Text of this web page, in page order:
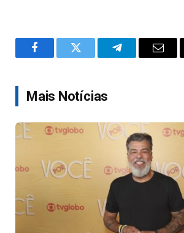
FacebookTwitter TelegramEmail
Mais Notícias